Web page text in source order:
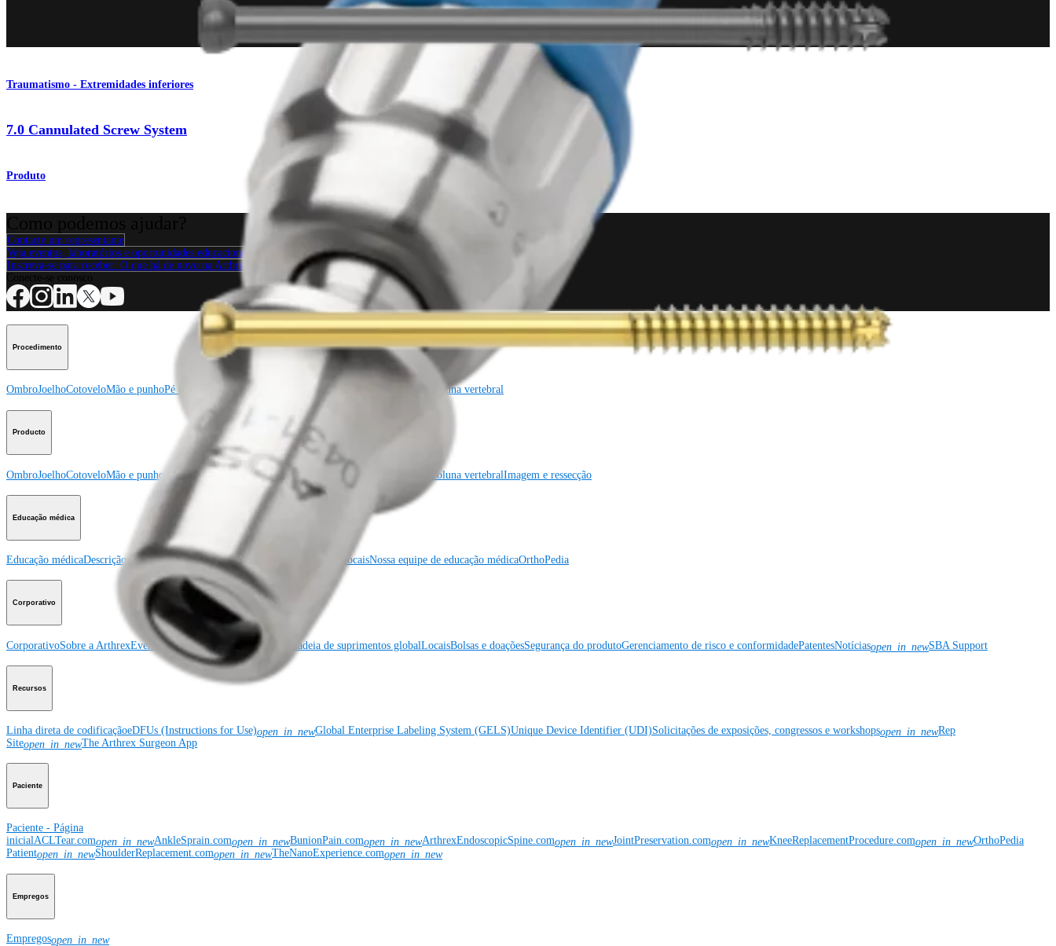
Traumatismo - Extremidades inferiores
7.0 Cannulated Screw System
Produto
Contacte um representante
Veja eventos, laboratórios e oportunidades educacionais
Inscreva-se para receber: O que há de novo na Arthrex?
Procedimento
OmbroJoelhoCotoveloMão e punhoPé e tornozelo Quadril Ortobiológicos Cirurgia cardiotorácica Coluna vertebral
Producto
OmbroJoelhoCotoveloMão e punho Pé e tornozelo QuadrilOrtobiológicos Coluna vertebralImagem e ressecção
Educação médica
Educação médicaDescrição dos cursosCalendário dos cursos ArthroLab™ - LocaisNossa equipe de educação médicaOrthoPedia
Corporativo
CorporativoSobre a ArthrexEventos comunitários Divulgação da cadeia de suprimentos globalLocaisBolsas e doaçõesSegurança do produtoGerenciamento de risco e conformidadePatentesNotíciasopen_in_newSBA Support
Recursos
Linha direta de codificaçãoeDFUs (Instructions for Use)open_in_newGlobal Enterprise Labeling System (GELS)Unique Device Identifier (UDI)Solicitações de exposições, congressos e workshopsopen_in_newRep
Siteopen_in_newThe Arthrex Surgeon App
Paciente
Paciente - Página
inicialACLTear.comopen_in_newAnkleSprain.comopen_in_newBunionPain.comopen_in_newArthrexEndoscopicSpine.comopen_in_newJointPreservation.comopen_in_newKneeReplacementProcedure.comopen_in_newOrthoPedia
Patientopen_in_newShoulderReplacement.comopen_in_newTheNanoExperience.comopen_in_new
Empregos
Empregosopen_in_new